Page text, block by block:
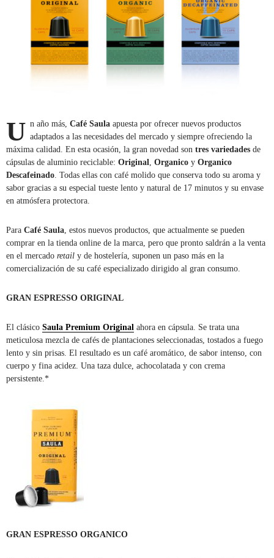
U n año más, Café Saula apuesta por ofrecer nuevos productos
adaptados a las necesidades del mercado y siempre ofreciendo la
máxima calidad. En esta ocasión, la gran novedad son tres variedades de
cápsulas de aluminio reciclable: Original Organico y Organico
Descafeinado . Todas ellas con café molido que conserva todo su aroma y
sabor gracias a su especial tueste lento y natural de 17 minutos y su envase
en atmósfera protectora.
Para Café Saula , estos nuevos productos, que actualmente se pueden
comprar en la tienda online de la marca, pero que pronto saldrán a la venta
en el mercado retail y de hostelería, suponen un paso más en la
comercialización de su café especializado dirigido al gran consumo.
GRAN ESPRESSO ORIGINAL
El clásico Saula Premium Original ahora en cápsula. Se trata una
meticulosa mezcla de cafés de plantaciones seleccionadas, tostados a fuego
lento y sin prisas. El resultado es un café aromático, de sabor intenso, con
cuerpo y fina acidez. Una taza dulce, achocolatada y con crema
persistente.*
GRAN ESPRESSO ORGANICO